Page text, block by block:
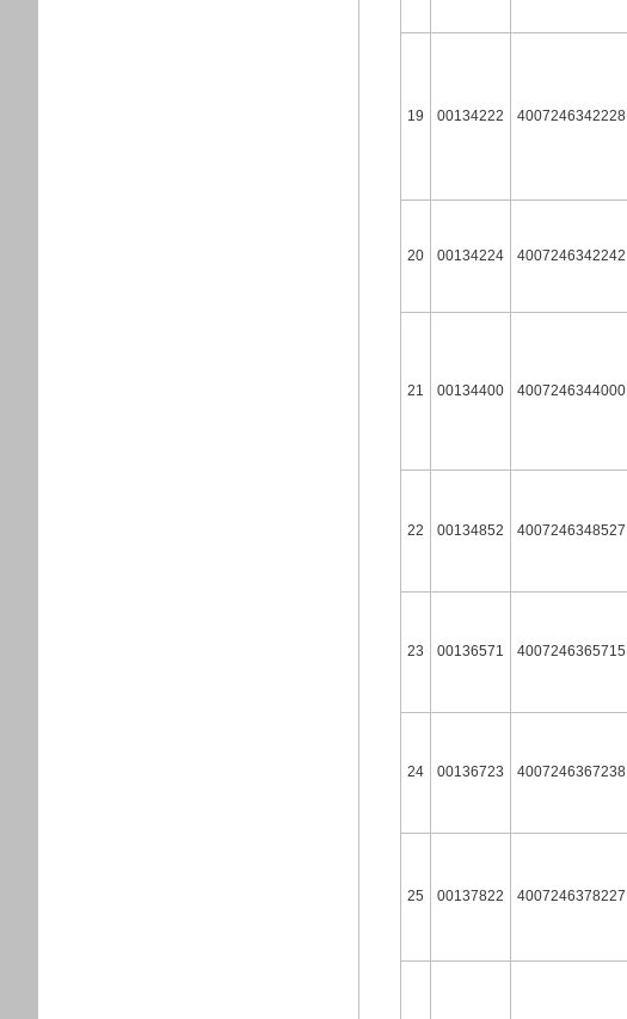
19 00134222 4007246342228
20 00134224
4007246342242
21 00134400 4007246344000
22 00134852
4007246348527
23 00136571
4007246365715
24 00136723
4007246367238
25 00137822 4007246378227